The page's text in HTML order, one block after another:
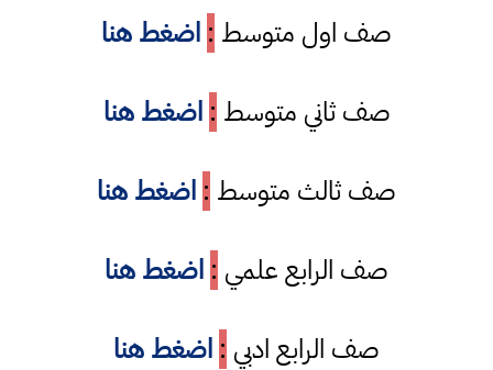
صف اول متوسط : اضغط هنا
صف ثاني متوسط : اضغط هنا
صف ثالث متوسط : اضغط هنا
صف الرابع علمي : اضغط هنا
صف الرابع ادبي : اضغط هنا